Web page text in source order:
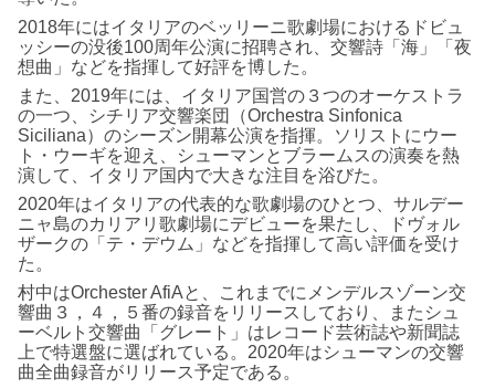
2018年にはイタリアのベッリーニ歌劇場におけるドビュ
ッシーの没後100周年公演に招聘され、交響詩「海」「夜
想曲」などを指揮して好評を博した。
また、2019年には、イタリア国営の３つのオーケストラ
の一つ、シチリア交響楽団（Orchestra Sinfonica
Siciliana）のシーズン開幕公演を指揮。ソリストにウー
ト・ウーギを迎え、シューマンとブラームスの演奏を熱
演して、イタリア国内で大きな注目を浴びた。
2020年はイタリアの代表的な歌劇場のひとつ、サルデー
ニャ島のカリアリ歌劇場にデビューを果たし、ドヴォル
ザークの「テ・デウム」などを指揮して高い評価を受け
た。
村中はOrchester AfiAと、これまでにメンデルスゾーン交
響曲３，４，５番の録音をリリースしており、またシュ
ーベルト交響曲「グレート」はレコード芸術誌や新聞誌
上で特選盤に選ばれている。2020年はシューマンの交響
曲全曲録音がリリース予定である。